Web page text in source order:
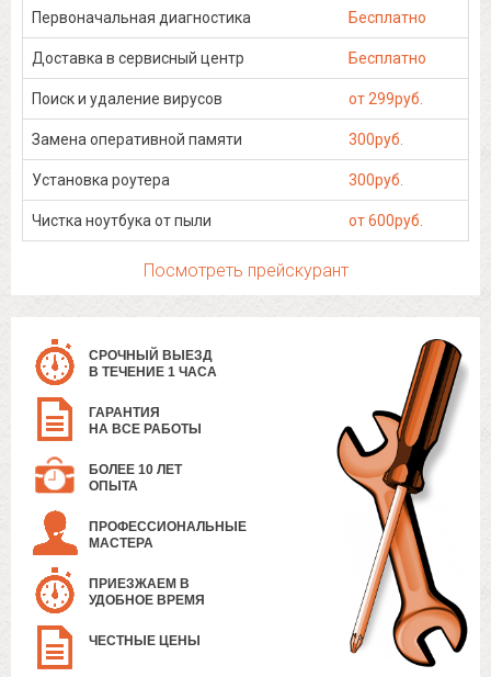
Первоначальная диагностика Бесплатно
Доставка в сервисный центр Бесплатно
Поиск и удаление вирусов от 299руб.
Замена оперативной памяти 300руб.
Установка роутера 300руб.
Чистка ноутбука от пыли от 600руб.
Посмотреть прейскурант
СРОЧНЫЙ ВЫЕЗД
В ТЕЧЕНИЕ 1 ЧАСА
ГАРАНТИЯ
НА ВСЕ РАБОТЫ
БОЛЕЕ 10 ЛЕТ
ОПЫТА
ПРОФЕССИОНАЛЬНЫЕ
МАСТЕРА
ПРИЕЗЖАЕМ В
УДОБНОЕ ВРЕМЯ
ЧЕСТНЫЕ ЦЕНЫ